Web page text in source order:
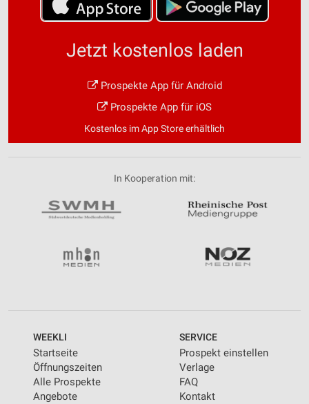
Jetzt kostenlos laden
Prospekte App für Android
Prospekte App für iOS
Kostenlos im App Store erhältlich
In Kooperation mit:
WEEKLI
Startseite
Öffnungszeiten
Alle Prospekte
Angebote
SERVICE
Prospekt einstellen
Verlage
FAQ
Kontakt